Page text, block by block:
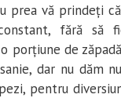
prea vă prindeți
fără să
porțiune de
dar nu dăm
pentru